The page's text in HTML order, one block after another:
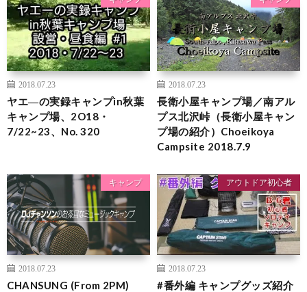
2018.07.23
ヤエ―の実録キャンプin秋葉
キャンプ場、2O18・
7/22~23、No. 320
2018.07.23
長衛小屋キャンプ場／南アル
プス北沢峠（長衛小屋キャン
プ場の紹介）Choeikoya
Campsite 2018.7.9
キャンプ
2018.07.23
CHANSUNG (From 2PM)
アウトドア初心者
2018.07.23
#番外編 キャンプグッズ紹介